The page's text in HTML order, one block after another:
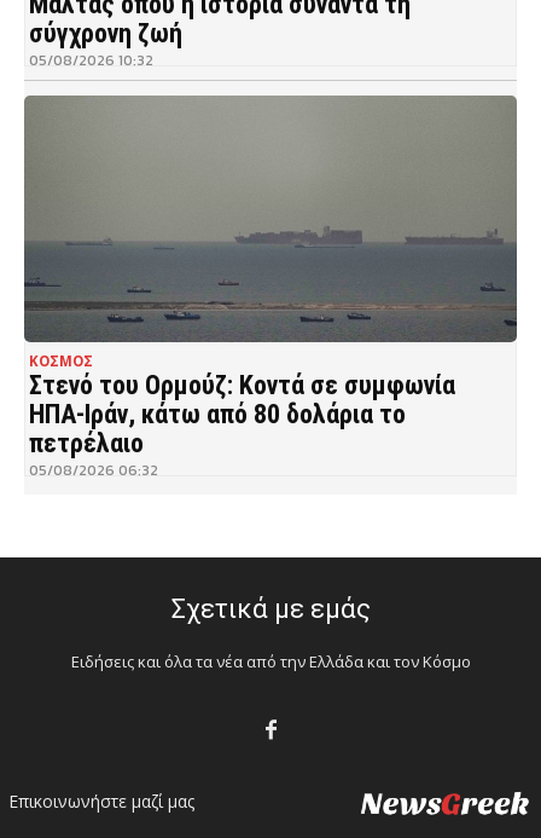
σύγχρονη ζωή
05/08/2026 10:32
ΚΟΣΜΟΣ
Στενό του Ορμούζ: Κοντά σε συμφωνία
ΗΠΑ-Ιράν, κάτω από 80 δολάρια το
πετρέλαιο
05/08/2026 06:32
Σχετικά με εμάς
Ειδήσεις και όλα τα νέα από την Ελλάδα και τον Κόσμο
Επικοινωνήστε μαζί μας